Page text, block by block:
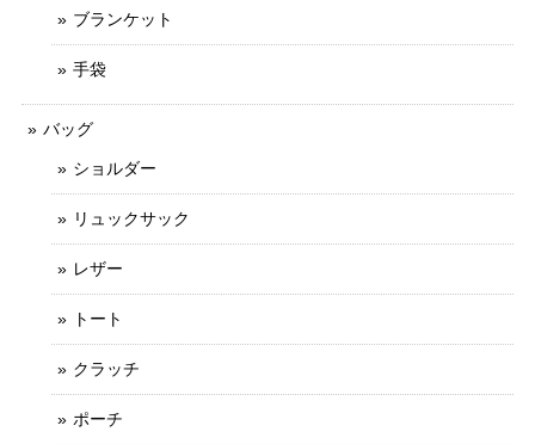
ブランケット
手袋
バッグ
ショルダー
リュックサック
レザー
トート
クラッチ
ポーチ